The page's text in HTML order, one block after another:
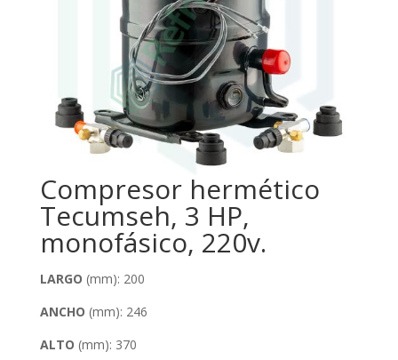
Compresor hermético
Tecumseh, 3 HP,
monofásico, 220v.
LARGO (mm): 200
ANCHO (mm): 246
ALTO (mm): 370